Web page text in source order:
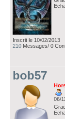
Inscrit le 10/02/2013
210 Messages/ 0
bob57
06/